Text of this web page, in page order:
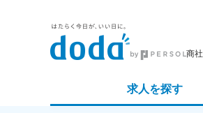
商
求人を探す